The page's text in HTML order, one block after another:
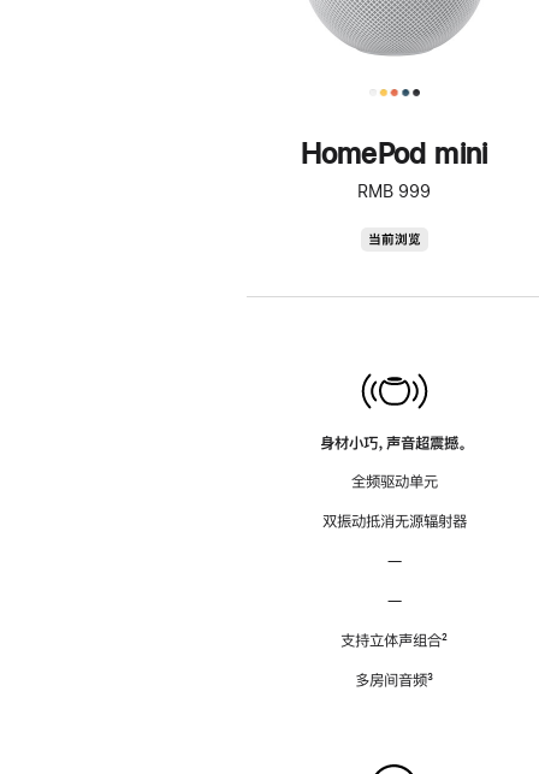
HomePod mini
RMB 999
当前浏览
身材小巧，声音超震撼。
全频驱动单元
双振动抵消无源辐射器
—
—
支持立体声组合脚
²
多房间音频脚
³